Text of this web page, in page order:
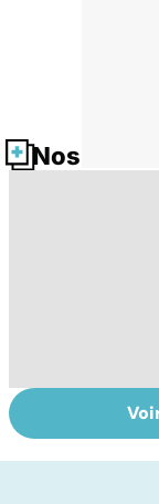
Nos fiches
Le
un oligo-